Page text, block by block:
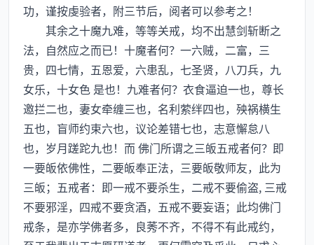
功，谨按虔验者，附三节后，阅者可以参考之！
其余之十魔九难，等等关戒，均不出慧剑斩断之
法，自然应之而已！十魔者何？一六贼，二富，三
贵，四七情，五恩爱，六患乱，七圣贤，八刀兵，九
女乐，十女色 是也！九难者何？衣食逼迫一也，尊长
邀拦二也，妻女牵缠三也，名利萦绊四也，殃祸横生
五也，盲师约束六也，议论差错七也，志意懈怠八
也，岁月蹉跎九也！而 佛门所谓之三皈五戒者何？即
一要皈依佛性，二要皈奉正法，三要皈敬师友，此为
三皈；五戒者：即一戒不要杀生，二戒不要偷盗, 三戒
不要邪淫，四戒不要贪酒，五戒不要妄语；此均佛门
戒条，是亦学佛者多，良莠不齐，不得不有此戒约，